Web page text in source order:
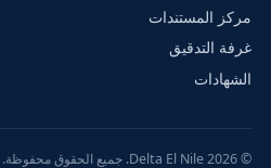
مركز المستندات
غرفة التدقيق
الشهادات
© 2026 Delta El Nile. جميع الحقوق محفوظة.